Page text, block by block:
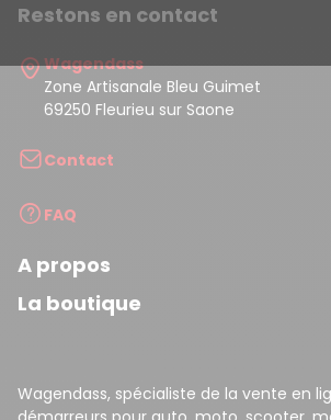
Restons en contact
Wagendass
Zone Artisanale Bleu Guimet
69250 Fleurieu sur Saone
Contact
FAQ
A propos
La boutique
Wagendass, spécialiste de la vente en